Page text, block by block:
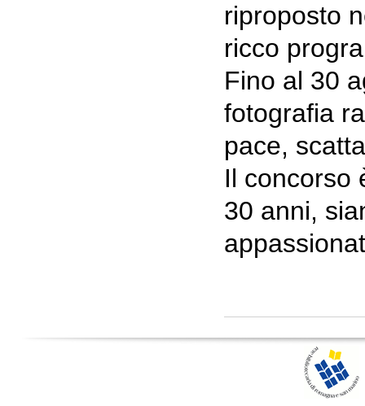
riproposto
ricco
Fino al 30
fotografia
pace,
Il concorso
30 anni,